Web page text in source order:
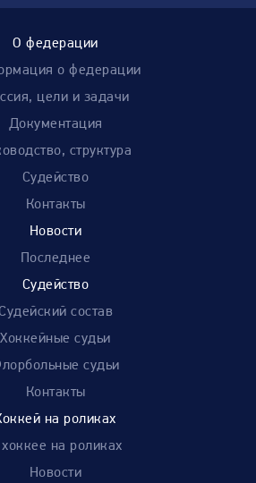
О федерации
о федерации
цели и задачи
Документация
структура
Судейство
Контакты
Новости
Последнее
Судейство
Судейский состав
Хоккейные судьи
судьи
Контакты
на роликах
на роликах
Новости